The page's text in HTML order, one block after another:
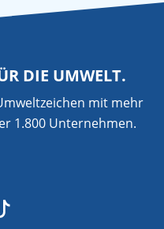
DIE UMWELT.
mit mehr
1.800 Unternehmen.